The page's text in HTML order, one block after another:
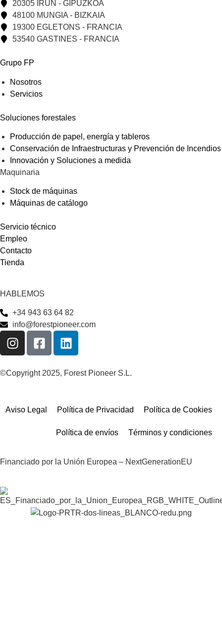
20305 IRUN - GIPUZKOA
48100 MUNGIA - BIZKAIA
19300 EGLETONS - FRANCIA
53540 GASTINES - FRANCIA
Grupo FP
Nosotros
Servicios
Soluciones forestales
Producción de papel, energía y tableros
Conservación de Infraestructuras y Prevención de Incendios
Innovación y Soluciones a medida
Maquinaria
Stock de máquinas
Máquinas de catálogo
Servicio técnico
Empleo
Contacto
Tienda
HABLEMOS
+34 943 63 64 82
info@forestpioneer.com
©Copyright 2025, Forest Pioneer S.L.
Aviso Legal Política de Privacidad Política de Cookies
Política de envíos Términos y condiciones
Financiado por la Unión Europea – NextGenerationEU